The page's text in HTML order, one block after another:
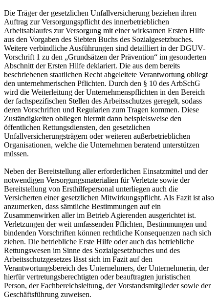
Die Träger der gesetzlichen Unfallversicherung beziehen ihren
Auftrag zur Versorgungspflicht des innerbetrieblichen
Arbeitsablaufes zur Versorgung mit einer wirksamen Ersten Hilfe
aus den Vorgaben des Siebten Buchs des Sozialgesetzbuches.
Weitere verbindliche Ausführungen sind detailliert in der DGUV-
Vorschrift 1 zu den „Grundsätzen der Prävention“ im gesonderten
Abschnitt der Ersten Hilfe deklariert. Die aus dem bereits
beschriebenen staatlichen Recht abgeleitete Verantwortung obliegt
den unternehmerischen Pflichten. Durch den § 10 des ArbSchG
wird die Weiterleitung der Unternehmenspflichten in den Bereich
der fachspezifischen Stellen des Arbeitsschutzes geregelt, sodass
deren Vorschriften und Regularien zum Tragen kommen. Diese
Zuständigkeiten obliegen hiermit dann beispielsweise den
öffentlichen Rettungsdiensten, den gesetzlichen
Unfallversicherungsträgern oder weiteren außerbetrieblichen
Organisationen, welche die Unternehmen beratend unterstützen
müssen.
Neben der Bereitstellung aller erforderlichen Einsatzmittel und der
notwendigen Versorgungsmaterialien für Verletzte sowie der
Bereitstellung von Ersthilfepersonal unterliegen auch die
Versicherten einer gesetzlichen Mitwirkungspflicht. Als Fazit ist also
anzumerken, dass sämtliche Bestimmungen auf ein
Zusammenwirken aller im Betrieb Agierenden ausgerichtet ist.
Verletzungen der weit umfassenden Pflichten, Bestimmungen und
bindenden Vorschriften können rechtliche Konsequenzen nach sich
ziehen. Die betriebliche Erste Hilfe oder auch das betriebliche
Rettungswesen im Sinne des Sozialgesetzbuches und des
Arbeitsschutzgesetzes lässt sich im Fazit auf den
Verantwortungsbereich des Unternehmers, der Unternehmerin, der
hierfür vertretungsberechtigten oder beauftragten juristischen
Person, der Fachbereichsleitung, der Vorstandsmitglieder sowie der
Geschäftsführung zuweisen.